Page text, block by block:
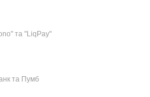
та "LiqPay"
та Пумб